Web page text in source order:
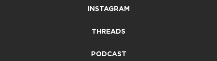
INSTAGRAM
THREADS
PODCAST